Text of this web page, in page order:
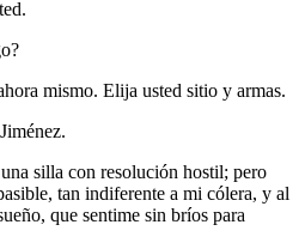
mismo. Elija usted sitio y armas.
silla con resolución hostil; pero
tan indiferente a mi cólera, y al
que sentime sin bríos para